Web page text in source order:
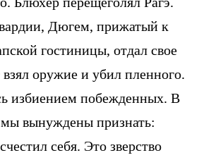
Дюгем, прижатый к
гостиницы, отдал свое
взял оружие и убил пленного.
избиением побежденных. В
мы вынуждены признать:
себя. Это зверство